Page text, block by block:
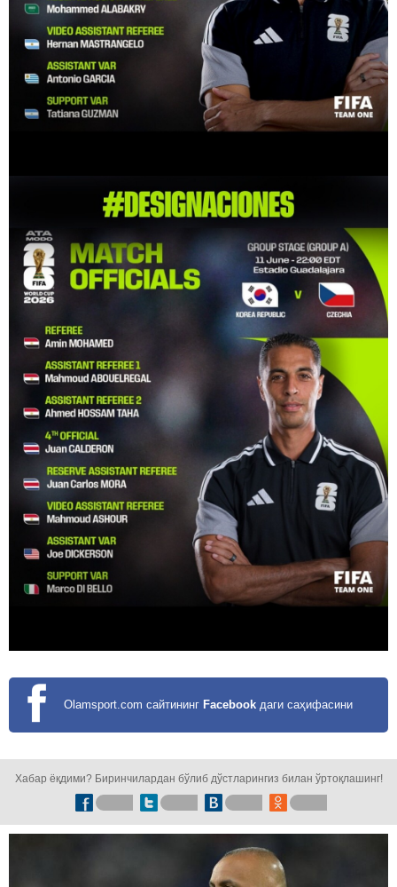
Olamsport.com сайтининг Facebook даги саҳифасини
Хабар ёқдими? Биринчилардан бўлиб дўстларингиз билан ўртоқлашинг!